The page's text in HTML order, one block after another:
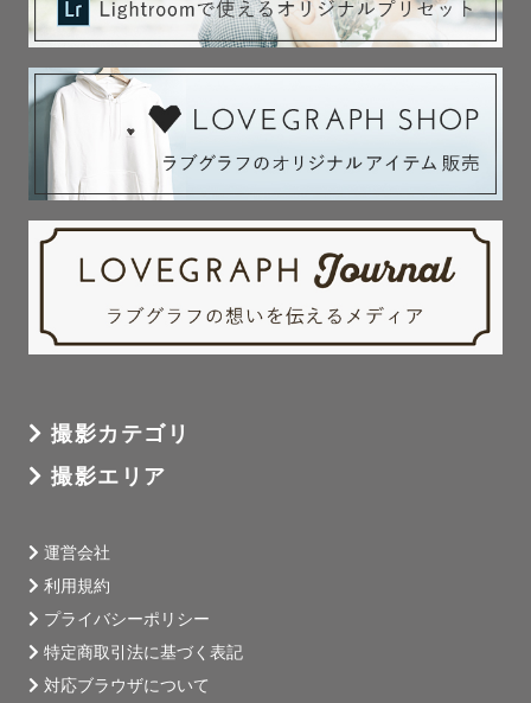
撮影カテゴリ
撮影エリア
運営会社
利用規約
プライバシーポリシー
特定商取引法に基づく表記
対応ブラウザについて